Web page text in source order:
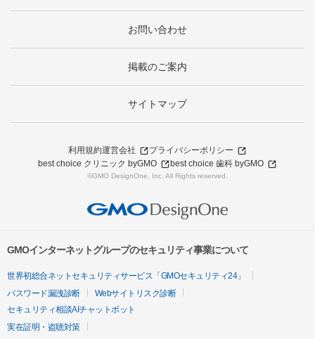
お問い合わせ
掲載のご案内
サイトマップ
利用規約運営会社
プライバシーポリシー
best choice クリニック byGMO
best choice 歯科 byGMO
©GMO DesignOne, Inc. All Rights reserved.
GMOインターネットグループのセキュリティ事業について
世界初総合ネットセキュリティサービス「GMOセキュリティ24」
パスワード漏洩診断
Webサイトリスク診断
セキュリティ相談AIチャットボット
実在証明・盗聴対策